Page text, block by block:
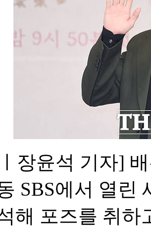
장윤석 기자]
SBS에서 열린
해 포즈를 취하